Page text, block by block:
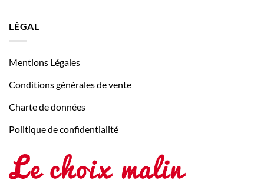
LÉGAL
Mentions Légales
Conditions générales de vente
Charte de données
Politique de confidentialité